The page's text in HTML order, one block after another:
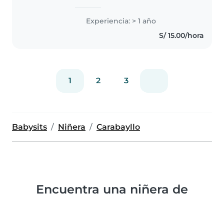
tiempo con niños desde bebés
hasta escolares. Me encanta leer,
hacer manualidades y música.
Experiencia: > 1 año
S/ 15.00/hora
1 2 3
Babysits Niñera Carabayllo
Encuentra una niñera de